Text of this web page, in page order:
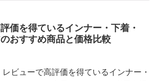
価を得ているインナー・下着・
おすすめ商品と価格比較
ビューで高評価を得ているインナー・